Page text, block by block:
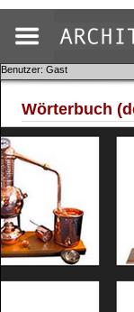
Benutzer: Gast
Wörterbuch